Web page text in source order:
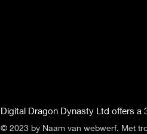
Digital Dragon Dynasty Ltd offers a
© 2023 by Naam van webwerf. Met